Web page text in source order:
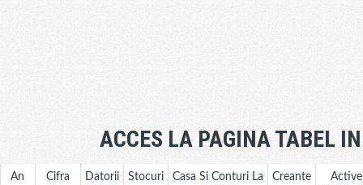
ACCES LA PAGINA TABEL
An
Cifra
Datorii
Stocuri
Casa Si Conturi La
Creante
Active